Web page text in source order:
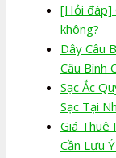
[Hỏi đáp]
không?
Dây Câu
Câu Bình
Sạc Ắc
Sạc Tại
Giá Thuê
Cần Lưu